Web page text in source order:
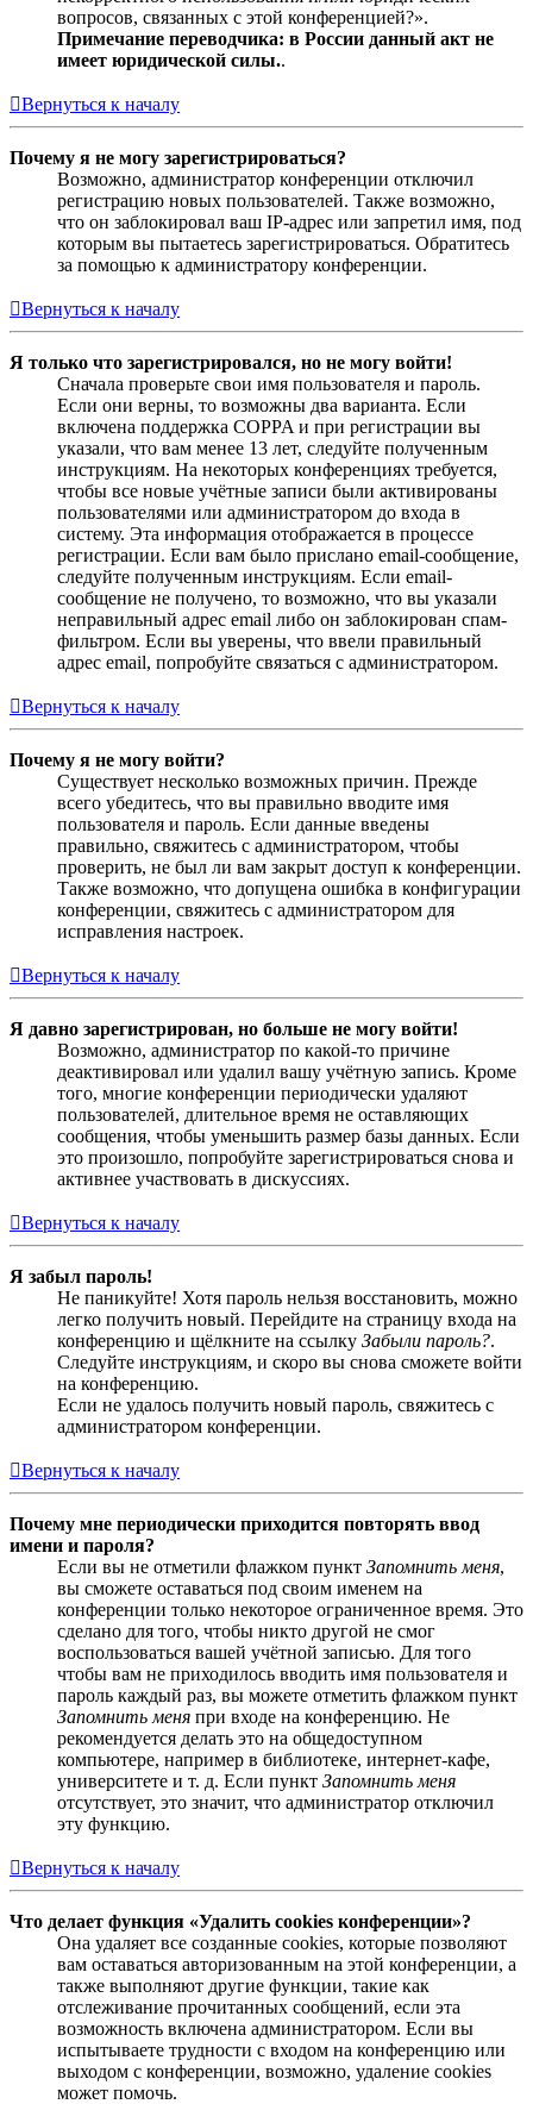
вопросов, связанных с этой конференцией?».
Примечание переводчика: в России данный акт не
имеет юридической силы..
Вернуться к началу
Почему я не могу зарегистрироваться?
Возможно, администратор конференции отключил
регистрацию новых пользователей. Также возможно,
что он заблокировал ваш IP-адрес или запретил имя, под
которым вы пытаетесь зарегистрироваться. Обратитесь
за помощью к администратору конференции.
Вернуться к началу
Я только что зарегистрировался, но не могу войти!
Сначала проверьте свои имя пользователя и пароль.
Если они верны, то возможны два варианта. Если
включена поддержка COPPA и при регистрации вы
указали, что вам менее 13 лет, следуйте полученным
инструкциям. На некоторых конференциях требуется,
чтобы все новые учётные записи были активированы
пользователями или администратором до входа в
систему. Эта информация отображается в процессе
регистрации. Если вам было прислано email-сообщение,
следуйте полученным инструкциям. Если email-
сообщение не получено, то возможно, что вы указали
неправильный адрес email либо он заблокирован спам-
фильтром. Если вы уверены, что ввели правильный
адрес email, попробуйте связаться с администратором.
Вернуться к началу
Почему я не могу войти?
Существует несколько возможных причин. Прежде
всего убедитесь, что вы правильно вводите имя
пользователя и пароль. Если данные введены
правильно, свяжитесь с администратором, чтобы
проверить, не был ли вам закрыт доступ к конференции.
Также возможно, что допущена ошибка в конфигурации
конференции, свяжитесь с администратором для
исправления настроек.
Вернуться к началу
Я давно зарегистрирован, но больше не могу войти!
Возможно, администратор по какой-то причине
деактивировал или удалил вашу учётную запись. Кроме
того, многие конференции периодически удаляют
пользователей, длительное время не оставляющих
сообщения, чтобы уменьшить размер базы данных. Если
это произошло, попробуйте зарегистрироваться снова и
активнее участвовать в дискуссиях.
Вернуться к началу
Я забыл пароль!
Не паникуйте! Хотя пароль нельзя восстановить, можно
легко получить новый. Перейдите на страницу входа на
конференцию и щёлкните на ссылку Забыли пароль?.
Следуйте инструкциям, и скоро вы снова сможете войти
на конференцию.
Если не удалось получить новый пароль, свяжитесь с
администратором конференции.
Вернуться к началу
Почему мне периодически приходится повторять ввод
имени и пароля?
Если вы не отметили флажком пункт Запомнить меня,
вы сможете оставаться под своим именем на
конференции только некоторое ограниченное время. Это
сделано для того, чтобы никто другой не смог
воспользоваться вашей учётной записью. Для того
чтобы вам не приходилось вводить имя пользователя и
пароль каждый раз, вы можете отметить флажком пункт
Запомнить меня при входе на конференцию. Не
рекомендуется делать это на общедоступном
компьютере, например в библиотеке, интернет-кафе,
университете и т. д. Если пункт Запомнить меня
отсутствует, это значит, что администратор отключил
эту функцию.
Вернуться к началу
Что делает функция «Удалить cookies конференции»?
Она удаляет все созданные cookies, которые позволяют
вам оставаться авторизованным на этой конференции, а
также выполняют другие функции, такие как
отслеживание прочитанных сообщений, если эта
возможность включена администратором. Если вы
испытываете трудности с входом на конференцию или
выходом с конференции, возможно, удаление cookies
может помочь.